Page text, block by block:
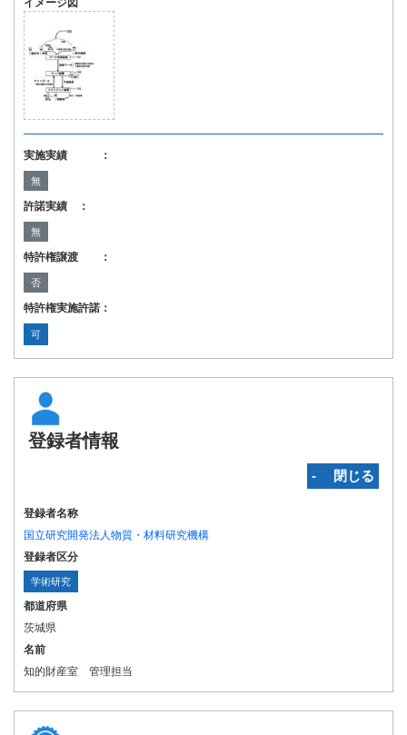
イメージ図
実施実績 ：
無
許諾実績 ：
無
特許権譲渡 ：
否
特許権実施許諾：
可
登録者情報
‐ 閉じる
登録者名称
国立研究開発法人物質・材料研究機構
登録者区分
学術研究
都道府県
茨城県
名前
知的財産室 管理担当